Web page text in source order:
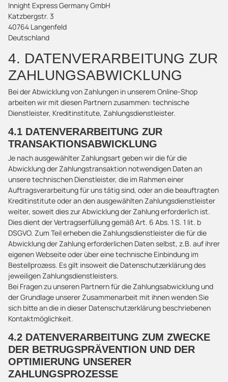
Innight Express Germany GmbH
Katzbergstr. 3
40764 Langenfeld
Deutschland
4. DATENVERARBEITUNG ZUR
ZAHLUNGSABWICKLUNG
Bei der Abwicklung von Zahlungen in unserem Online-Shop
arbeiten wir mit diesen Partnern zusammen: technische
Dienstleister, Kreditinstitute, Zahlungsdienstleister.
4.1 DATENVERARBEITUNG ZUR
TRANSAKTIONSABWICKLUNG
Je nach ausgewählter Zahlungsart geben wir die für die
Abwicklung der Zahlungstransaktion notwendigen Daten an
unsere technischen Dienstleister, die im Rahmen einer
Auftragsverarbeitung für uns tätig sind, oder an die beauftragten
Kreditinstitute oder an den ausgewählten Zahlungsdienstleister
weiter, soweit dies zur Abwicklung der Zahlung erforderlich ist.
Dies dient der Vertragserfüllung gemäß Art. 6 Abs. 1 S. 1 lit. b
DSGVO. Zum Teil erheben die Zahlungsdienstleister die für die
Abwicklung der Zahlung erforderlichen Daten selbst, z.B. auf ihrer
eigenen Webseite oder über eine technische Einbindung im
Bestellprozess. Es gilt insoweit die Datenschutzerklärung des
jeweiligen Zahlungsdienstleisters.
Bei Fragen zu unseren Partnern für die Zahlungsabwicklung und
der Grundlage unserer Zusammenarbeit mit ihnen wenden Sie
sich bitte an die in dieser Datenschutzerklärung beschriebenen
Kontaktmöglichkeit.
4.2 DATENVERARBEITUNG ZUM ZWECKE
DER BETRUGSPRÄVENTION UND DER
OPTIMIERUNG UNSERER
ZAHLUNGSPROZESSE